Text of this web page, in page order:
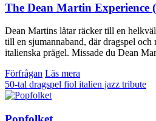
The Dean Martin Experience
Dean Martins låtar räcker till en
till en sjumannaband, där dragspel
italienska prägel. Missade du Dean
Förfrågan Läs mera
50-tal dragspel fiol italien jazz tribute